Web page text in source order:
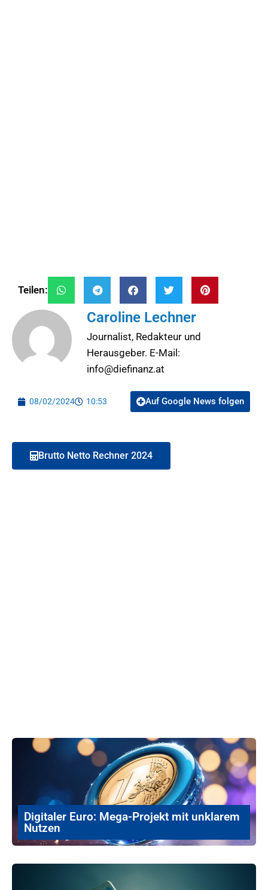
Teilen:
Caroline Lechner
Journalist, Redakteur und
Herausgeber. E-Mail:
info@diefinanz.at
08/02/2024 10:53 Auf Google News folgen
Brutto Netto Rechner 2024
Digitaler Euro: Mega-Projekt mit unklarem
Nutzen